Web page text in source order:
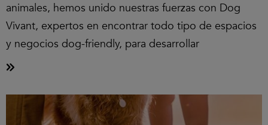
animales, hemos unido nuestras fuerzas con Dog
Vivant, expertos en encontrar todo tipo de espacios
y negocios dog-friendly, para desarrollar